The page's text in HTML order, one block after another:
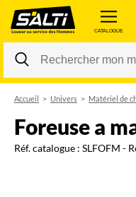
CATALOGUE
Accueil Univers Matériel de
foreuse a
Réf. catalogue : SLFOFM -